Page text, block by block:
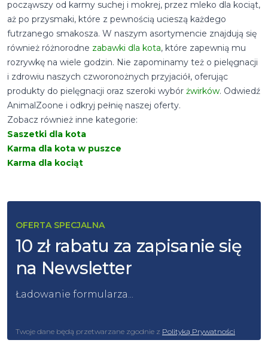
począwszy od karmy suchej i mokrej, przez mleko dla kociąt,
aż po przysmaki, które z pewnością ucieszą każdego
futrzanego smakosza. W naszym asortymencie znajdują się
również różnorodne zabawki dla kota, które zapewnią mu
rozrywkę na wiele godzin. Nie zapominamy też o pielęgnacji
i zdrowiu naszych czworonożnych przyjaciół, oferując
produkty do pielęgnacji oraz szeroki wybór żwirków. Odwiedź
AnimalZoone i odkryj pełnię naszej oferty.
Zobacz również inne kategorie:
Saszetki dla kota
Karma dla kota w puszce
Karma dla kociąt
OFERTA SPECJALNA
10 zł rabatu za zapisanie się
na Newsletter
Ładowanie formularza...
Twoje dane będą przetwarzane zgodnie z Polityką Prywatności